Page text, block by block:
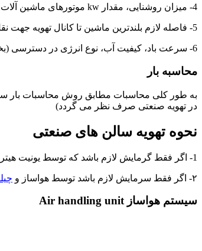
4- میزان روشنایی، مقدار kw موتورهای ماشین آلات، تعداد شیفت کار مشخص گردد.
5- فاصله لازم بلندترین ماشین تا کانال تهویه جهت نقل و انتقال مواد از بالا محل لوله کشی ها و چراغ ها مشخص گردند.
6- سرعت باد، کیفیت آب، نوع انرژی در دسترسی (بخار یا آب گرم) مشخص گردد.
محاسبه بار
به طور کلی محاسبات مطابق روش محاسبات بار
در تهویه صنعتی صرف نظر می گردد)
نحوه تهویه سالن های صنعتی
1- اگر فقط گرمایش لازم باشد که توسط یونیت هیتر (آب گرم یا بخار) و تامین هوای تازه (Ventilation) اگر رطوبت لازم باشد سیستم پاشش آب (Air washer) با کانال توزیع هوا (رفت و برگشت و یا فقط رفت)
۲- اگر فقط سرمایش لازم باشد توسط هواساز و
سیستم هواساز Air handling unit